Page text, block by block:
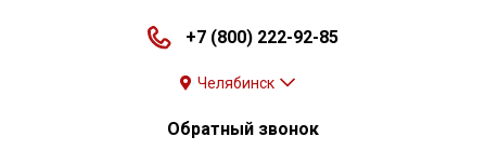
+7 (800) 222-92-85
Челябинск
Обратный звонок